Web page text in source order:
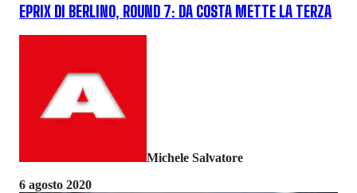
EPRIX DI BERLINO, ROUND 7: DA COSTA METTE LA TERZA
Michele Salvatore
6 agosto 2020